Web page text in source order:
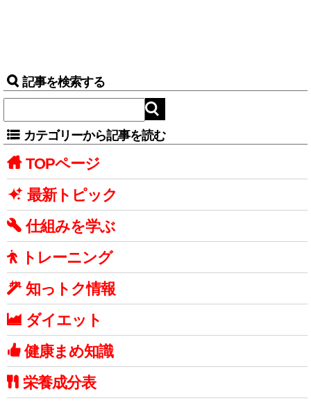
記事を検索する
カテゴリーから記事を読む
TOPページ
最新トピック
仕組みを学ぶ
トレーニング
知っトク情報
ダイエット
健康まめ知識
栄養成分表